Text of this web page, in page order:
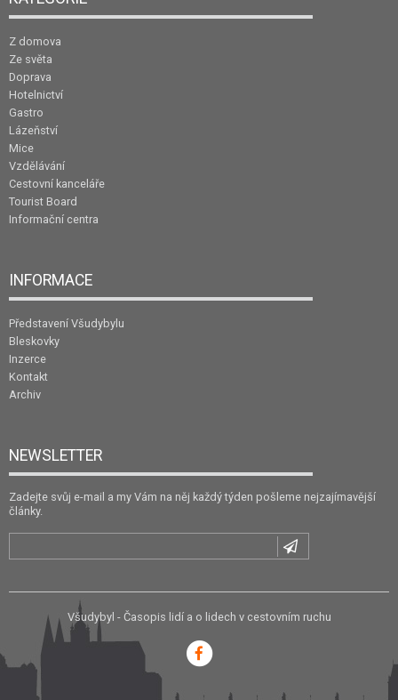
Z domova
Ze světa
Doprava
Hotelnictví
Gastro
Lázeňství
Mice
Vzdělávání
Cestovní kanceláře
Tourist Board
Informační centra
INFORMACE
Představení Všudybylu
Bleskovky
Inzerce
Kontakt
Archiv
NEWSLETTER
Zadejte svůj e-mail a my Vám na něj každý týden pošleme nejzajímavější
články.
Všudybyl - Časopis lidí a o lidech v cestovním ruchu